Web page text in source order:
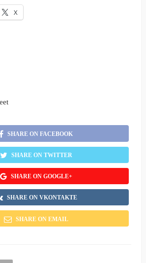
X
SHARE ON FACEBOOK
SHARE ON TWITTER
SHARE ON GOOGLE+
SHARE ON VKONTAKTE
SHARE ON EMAIL